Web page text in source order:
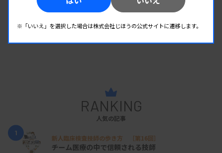
RANKING
人気の記事
1
新人臨床検査技師の歩き方 ［第16回］
チーム医療の中で信頼される技師
※「いいえ」を選択した場合は株式会社じほうの公式サイトに遷移します。